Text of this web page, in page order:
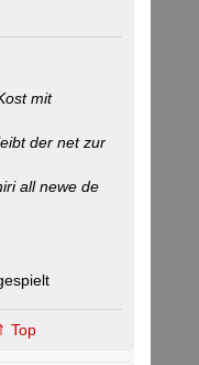
mit
der net zur
all newe de
Top